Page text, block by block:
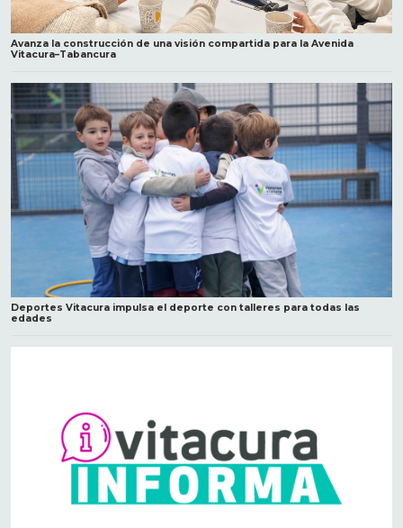
Avanza la construcción de una visión compartida para la Avenida
Vitacura–Tabancura
Deportes Vitacura impulsa el deporte con talleres para todas las
edades